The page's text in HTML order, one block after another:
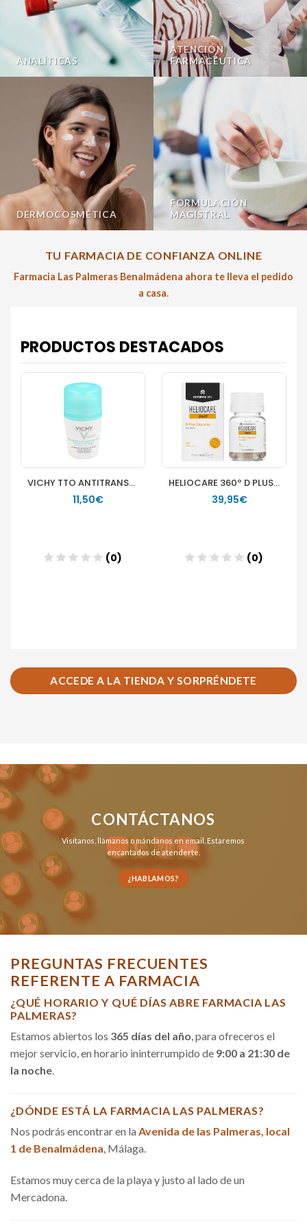
ANALÍTICAS
ATENCIÓN
FARMACÉUTICA
DERMOCOSMÉTICA
FORMULACIÓN
MAGISTRAL
TU FARMACIA DE CONFIANZA ONLINE
Farmacia Las Palmeras Benalmádena ahora te lleva el pedido
a casa.
ACCEDE A LA TIENDA Y SORPRÉNDETE
CONTÁCTANOS
Visítanos, llámanosomándanos en email . Estaremos
encantados de atenderte.
¿HABLAMOS?
PREGUNTAS FRECUENTES
REFERENTE A FARMACIA
¿QUÉ HORARIO Y QUÉ DÍAS ABRE FARMACIA LAS
PALMERAS?
Estamos abiertos los 365 días del año, para ofreceros el
mejor servicio, en horario ininterrumpido de 9:00 a 21:30 de
la noche.
¿DÓNDE ESTÁ LA FARMACIA LAS PALMERAS?
Nos podrás encontrar en la Avenida de las Palmeras, local
1 de Benalmádena, Málaga.
Estamos muy cerca de la playa y justo al lado de un
Mercadona.